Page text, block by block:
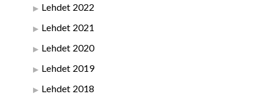
Lehdet 2022
Lehdet 2021
Lehdet 2020
Lehdet 2019
Lehdet 2018